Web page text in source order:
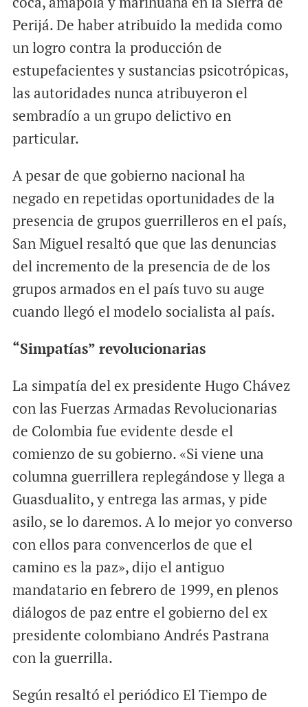
Perijá. De haber atribuido la medida como
un logro contra la producción de
estupefacientes y sustancias psicotrópicas,
las autoridades nunca atribuyeron el
sembradío a un grupo delictivo en
particular.
A pesar de que gobierno nacional ha
negado en repetidas oportunidades de la
presencia de grupos guerrilleros en el país,
San Miguel resaltó que que las denuncias
del incremento de la presencia de de los
grupos armados en el país tuvo su auge
cuando llegó el modelo socialista al país.
“Simpatías” revolucionarias
La simpatía del ex presidente Hugo Chávez
con las Fuerzas Armadas Revolucionarias
de Colombia fue evidente desde el
comienzo de su gobierno. «Si viene una
columna guerrillera replegándose y llega a
Guasdualito, y entrega las armas, y pide
asilo, se lo daremos. A lo mejor yo converso
con ellos para convencerlos de que el
camino es la paz», dijo el antiguo
mandatario en febrero de 1999, en plenos
diálogos de paz entre el gobierno del ex
presidente colombiano Andrés Pastrana
con la guerrilla.
Según resaltó el periódico El Tiempo de